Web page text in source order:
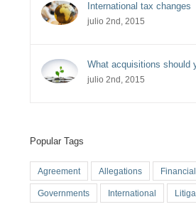
International tax changes
julio 2nd, 2015
What acquisitions should
julio 2nd, 2015
Popular Tags
Agreement Allegations Financial
Governments International